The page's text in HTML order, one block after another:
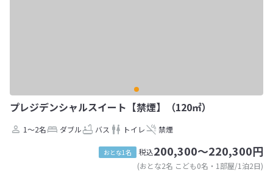
プレジデンシャルスイート【禁煙】（120㎡）
1～2名 ダブル バス トイレ 禁煙
おとな1名 税込200,300～220,300円
(おとな2名 こども0名・1部屋/1泊2日)